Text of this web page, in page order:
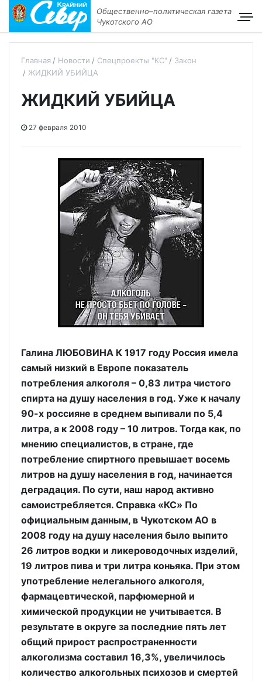
Общественно–политическая газета
Чукотского АО
Главная Новости Спецпроекты "КС"
Закон
ЖИДКИЙ УБИЙЦА
ЖИДКИЙ УБИЙЦА
27 февраля 2010
Галина ЛЮБОВИНА К 1917 году Россия имела
самый низкий в Европе показатель
потребления алкоголя – 0,83 литра чистого
спирта на душу населения в год. Уже к началу
90-х россияне в среднем выпивали по 5,4
литра, а к 2008 году – 10 литров. Тогда как, по
мнению специалистов, в стране, где
потребление спиртного превышает восемь
литров на душу населения в год, начинается
деградация. По сути, наш народ активно
самоистребляется. Справка «КС» По
официальным данным, в Чукотском АО в
2008 году на душу населения было выпито
26 литров водки и ликероводочных изделий,
19 литров пива и три литра коньяка. При этом
употребление нелегального алкоголя,
фармацевтической, парфюмерной и
химической продукции не учитывается. В
результате в округе за последние пять лет
общий прирост распространенности
алкоголизма составил 16,3%, увеличилось
количество алкогольных психозов и смертей